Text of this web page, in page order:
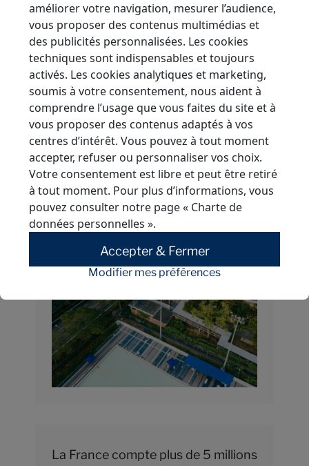
Les infrastructures sportives
durables de demain combinent
réversibilité, adaptation post-
événement, et éco-conception,
visant une utilisation énergétique
optimisée et une moindre
empreinte carbone.
Comment construire des
infrastructures sportives
durables ?
La France compte plus de 5 millions
améliorer votre navigation, mesurer l’audience,
vous proposer des contenus multimédias et
des publicités personnalisées. Les cookies
techniques sont indispensables et toujours
activés. Les cookies analytiques et marketing,
soumis à votre consentement, nous aident à
comprendre l’usage que vous faites du site et à
vous proposer des contenus adaptés à vos
centres d’intérêt. Vous pouvez à tout moment
accepter, refuser ou personnaliser vos choix.
Votre consentement est libre et peut être retiré
à tout moment. Pour plus d’informations, vous
pouvez consulter notre page« Charte de
données personnelles ».
Accepter & Fermer
Modifier mes préférences